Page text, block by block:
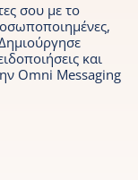
σου με το
και
Omni Messaging